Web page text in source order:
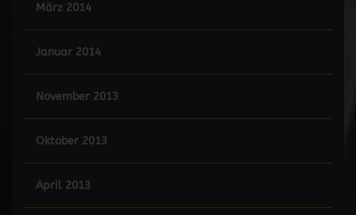
März 2014
Januar 2014
November 2013
Oktober 2013
April 2013